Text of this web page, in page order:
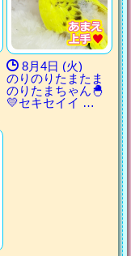
8月4日 (火)
のりのりたまたま
のりたまちゃん🐣
💛セキセイイ …